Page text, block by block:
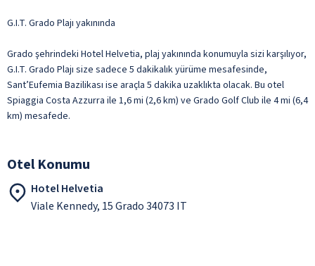
G.I.T. Grado Plajı yakınında
Grado şehrindeki Hotel Helvetia, plaj yakınında konumuyla sizi karşılıyor,
G.I.T. Grado Plajı size sadece 5 dakikalık yürüme mesafesinde,
Sant’Eufemia Bazilikası ise araçla 5 dakika uzaklıkta olacak. Bu otel
Spiaggia Costa Azzurra ile 1,6 mi (2,6 km) ve Grado Golf Club ile 4 mi (6,4
km) mesafede.
Otel Konumu
Hotel Helvetia
Viale Kennedy, 15 Grado 34073 IT